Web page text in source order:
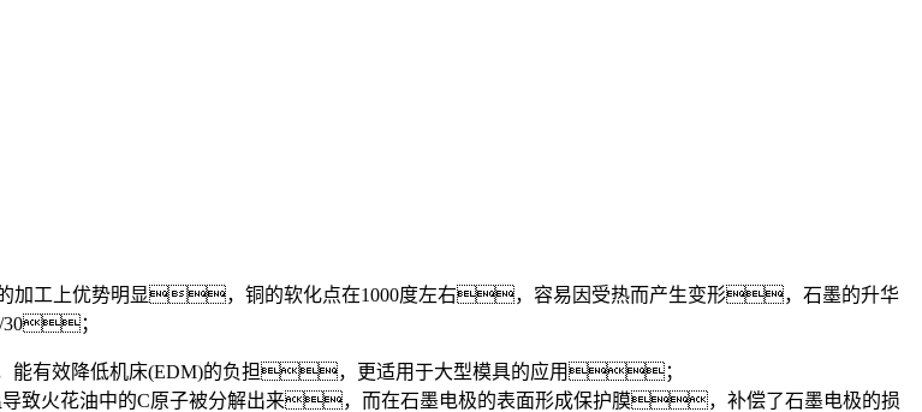
工上优势明显，铜的软化点在1000度左右，容易因受热而产生变形，石墨的升华
30；
有效降低机床(EDM)的负担，更适用于大型模具的应用；
花油中的C原子被分解出来，而在石墨电极的表面形成保护膜，补偿了石墨电极的损